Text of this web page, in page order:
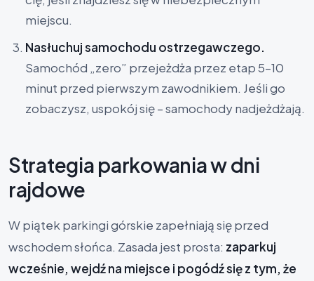
miejscu.
Nasłuchuj samochodu ostrzegawczego.
Samochód „zero” przejeżdża przez etap 5–10
minut przed pierwszym zawodnikiem. Jeśli go
zobaczysz, uspokój się – samochody nadjeżdżają.
Strategia parkowania w dni
rajdowe
W piątek parkingi górskie zapełniają się przed
wschodem słońca. Zasada jest prosta: zaparkuj
wcześnie, wejdź na miejsce i pogódź się z tym, że